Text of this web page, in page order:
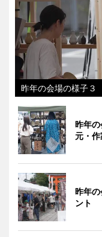
昨年の会場の様子
昨年
元・
昨年
ント